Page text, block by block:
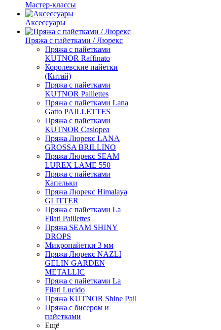
Мастер-классы
Аксессуары
Пряжа с пайетками / Люрекс
Пряжа с пайетками
KUTNOR Raffinato
Королевские пайетки
(Китай)
Пряжа с пайетками
KUTNOR Paillettes
Пряжа с пайетками Lana
Gatto PAILLETTES
Пряжа с пайетками
KUTNOR Casiopea
Пряжа Люрекс LANA
GROSSA BRILLINO
Пряжа Люрекс SEAM
LUREX LAME 550
Пряжа с пайетками
Капельки
Пряжа Люрекс Himalaya
GLITTER
Пряжа с пайетками La
Filati Paillettes
Пряжа SEAM SHINY
DROPS
Микропайетки 3 мм
Пряжа Люрекс NAZLI
GELIN GARDEN
METALLIC
Пряжа с пайетками La
Filati Lucido
Пряжа KUTNOR Shine Pail
Пряжа с бисером и
пайетками
Ещё